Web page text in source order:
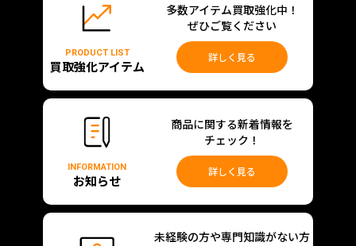
PRODUCT LIST
買取強化アイテム
多数アイテム買取強化中！
ぜひご覧ください
詳しく見る
INFORMATION
お知らせ
商品に関する新着情報を
チェック！
詳しく見る
未経験の方や専門知識がない方